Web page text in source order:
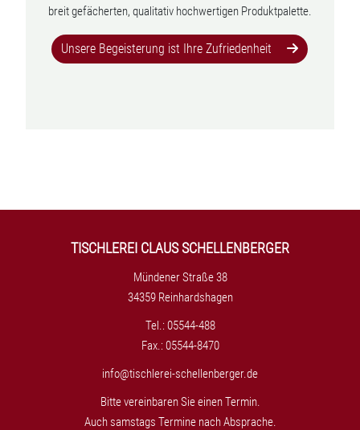
breit gefächerten, qualitativ hochwertigen Produktpalette.
Unsere Begeisterung ist Ihre Zufriedenheit
TISCHLEREI CLAUS SCHELLENBERGER
Mündener Straße 38
34359 Reinhardshagen
Tel.: 05544-488
Fax.: 05544-8470
info@tischlerei-schellenberger.de
Bitte vereinbaren Sie einen Termin.
Auch samstags Termine nach Absprache.